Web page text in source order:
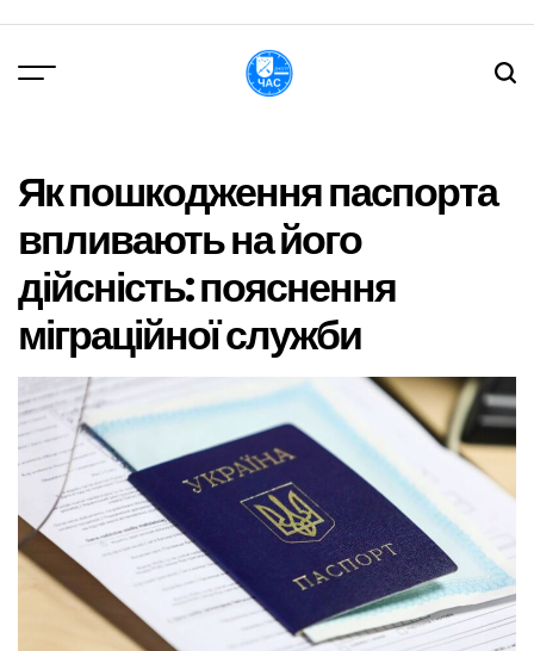
вмісту
Як пошкодження паспорта
впливають на його
дійсність: пояснення
міграційної служби